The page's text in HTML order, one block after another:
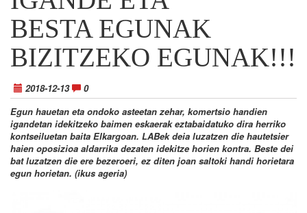
BESTA EGUNAK
BIZITZEKO EGUNAK!!!
2018-12-13
0
Egun hauetan eta ondoko asteetan zehar, komertsio handien
igandetan idekitzeko baimen eskaerak eztabaidatuko dira herriko
kontseiluetan baita Elkargoan. LABek deia luzatzen die hautetsier
haien oposizioa aldarrika dezaten idekitze horien kontra. Beste dei
bat luzatzen die ere bezeroeri, ez diten joan saltoki handi horietara
egun horietan. (ikus ageria)